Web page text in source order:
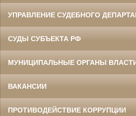
УПРАВЛЕНИЕ СУДЕБНОГО
СУДЫ СУБЪЕКТА РФ
МУНИЦИПАЛЬНЫЕ ОРГАНЫ
ВАКАНСИИ
ПРОТИВОДЕЙСТВИЕ КОРРУПЦИИ